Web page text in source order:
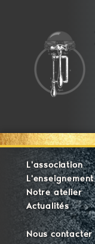
L'association
L'enseignement
Notre atelier
Actualités
Nous contacter